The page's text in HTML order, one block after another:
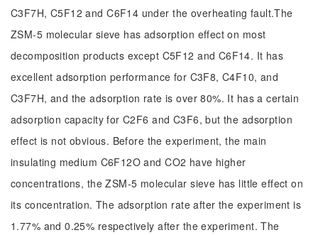
C3F7H, C5F12 and C6F14 under the overheating fault.The
ZSM-5 molecular sieve has adsorption effect on most
decomposition products except C5F12 and C6F14. It has
excellent adsorption performance for C3F8, C4F10, and
C3F7H, and the adsorption rate is over 80%. It has a certain
adsorption capacity for C2F6 and C3F6, but the adsorption
effect is not obvious. Before the experiment, the main
insulating medium C6F12O and CO2 have higher
concentrations, the ZSM-5 molecular sieve has little effect on
its concentration. The adsorption rate after the experiment is
1.77% and 0.25% respectively after the experiment. The